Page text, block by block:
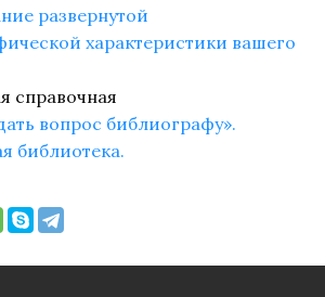
развернутой
характеристики вашего
справочная
вопрос библиографу».
библиотека.